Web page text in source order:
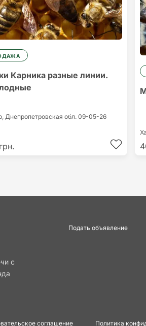
Карника разные линии.
Днепропетровская обл. 09-05-26
с
Подать объявление
соглашение Политика